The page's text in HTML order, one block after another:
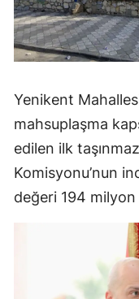
Yenikent
mahsuplaşma
edilen ilk
Komisyonu’nun
değeri 194